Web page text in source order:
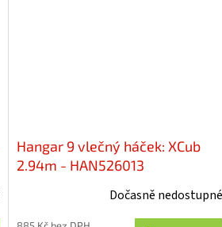
Hangar 9 vlečný háček: XCub
2.94m - HAN526013
Dočasně nedostupné